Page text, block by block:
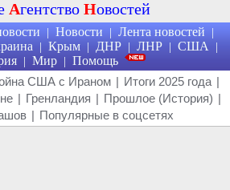
Агентство Новостей
| Новости | Лента новостей |
| Крым | ДНР | ЛНР | США |
| Мир | Помощь
США с Ираном | Итоги 2025 года |
| Гренландия | Прошлое (История) |
| Популярные в соцсетях